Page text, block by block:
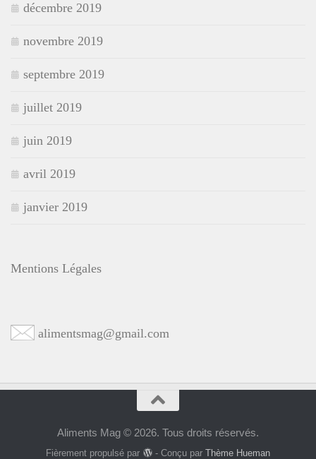
décembre 2019
novembre 2019
septembre 2019
juillet 2019
juin 2019
avril 2019
janvier 2019
Mentions Légales
alimentsmag@gmail.com
Aliments Mag © 2026. Tous droits réservés.
Fièrement propulsé par - Conçu par Thème Hueman